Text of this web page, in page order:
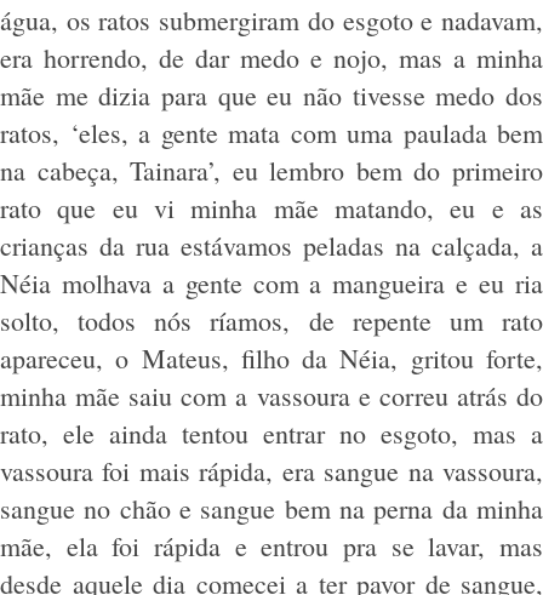
água, os ratos submergiram do esgoto e nadavam,
era horrendo, de dar medo e nojo, mas a minha
mãe me dizia para que eu não tivesse medo dos
ratos, ‘eles, a gente mata com uma paulada bem
na cabeça, Tainara’, eu lembro bem do primeiro
rato que eu vi minha mãe matando, eu e as
crianças da rua estávamos peladas na calçada, a
Néia molhava a gente com a mangueira e eu ria
solto, todos nós ríamos, de repente um rato
apareceu, o Mateus, filho da Néia, gritou forte,
minha mãe saiu com a vassoura e correu atrás do
rato, ele ainda tentou entrar no esgoto, mas a
vassoura foi mais rápida, era sangue na vassoura,
sangue no chão e sangue bem na perna da minha
mãe, ela foi rápida e entrou pra se lavar, mas
desde aquele dia comecei a ter pavor de sangue,